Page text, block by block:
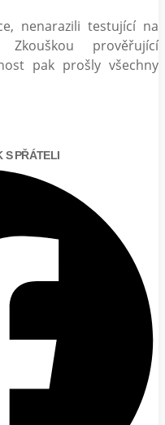
nenarazili testující na
prověřující
pak prošly všechny
S PŘÁTELI